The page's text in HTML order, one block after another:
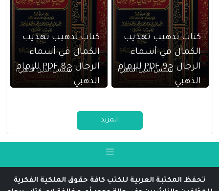
كتاب تذهيب تهذيب
الكمال في أسماء
الرجال ج9 PDF للإمام
الذهبي
شمس الدين الذهبي
كتاب تذهيب تهذيب
الكمال في أسماء
الرجال ج8 PDF للإمام
الذهبي
شمس الدين الذهبي
المزيد
تحفظ المكتبة العربية للكتب كافة حقوق الملكية الفكرية